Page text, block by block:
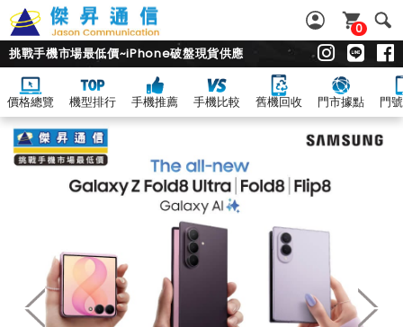
0
挑戰手機市場最低價~iPhone破盤現貨供應
價格總覽 機型排行 手機推薦 手機比較 舊機回收 門市據點 門